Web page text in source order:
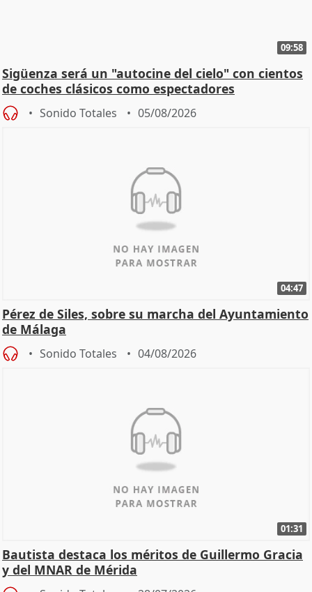
09:58
Sigüenza será un "autocine del cielo" con cientos
de coches clásicos como espectadores
Sonido Totales 05/08/2026
04:47
Pérez de Siles, sobre su marcha del Ayuntamiento
de Málaga
Sonido Totales 04/08/2026
01:31
Bautista destaca los méritos de Guillermo Gracia
y del MNAR de Mérida